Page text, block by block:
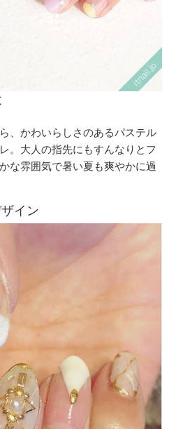
、かわいらしさのあるパステル
。大人の指先にもすんなりとフ
な雰囲気で暑い夏も爽やかに過
イン